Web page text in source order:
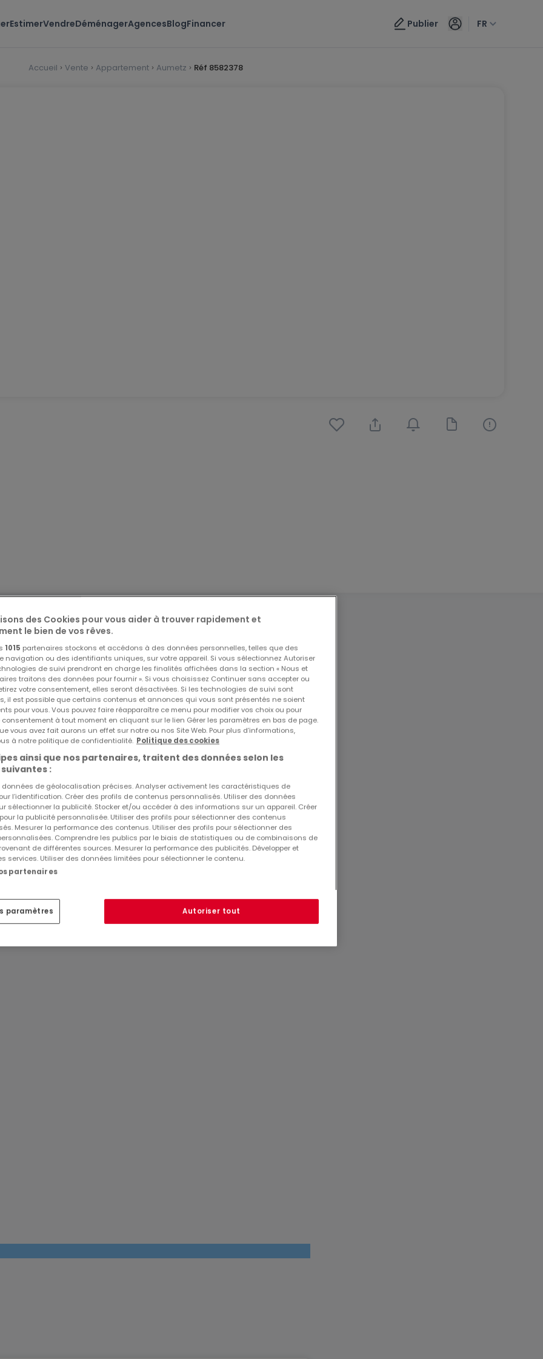
EstimerVendreDéménagerAgencesBlogFinancer Publier FR
Accueil Vente Appartement Aumetz Réf 8582378
Lot 5 de la Résidence ÉPICEA à Aumetz, un appartement de
étage avec ascenseur. Cet appartement dispose d'un
000 EUR.
avez le choix entre un emplacement extérieur à 5 000 EUR
prix de 15 000 EUR. Ce garage est équipé d'une prise
avec une borne de recharge si nécessaire.
à quelques minutes des axes autoroutiers et de la
de vie pratique et accessible pour vos déplacements
du F2 au F4, à partir de 160 000 EUR. Chaque
pour se détendre (terrasse ou balcon).
73 57 ou par e-mail à contact@open57.fr.
57100 Thionville
Réf atHome
8582378
des Cookies pour vous aider à trouver rapidement et
le bien de vos rêves.
1015 partenaires stockons et accédons à des données personnelles, telles que des
navigation ou des identifiants uniques, sur votre appareil. Si vous sélectionnez Autoriser
de suivi prendront en charge les finalités affichées dans la section « Nous et
traitons des données pour fournir ». Si vous choisissez Continuer sans accepter ou
votre consentement, elles seront désactivées. Si les technologies de suivi sont
il est possible que certains contenus et annonces qui vous sont présentés ne soient
pour vous. Vous pouvez faire réapparaître ce menu pour modifier vos choix ou pour
consentement à tout moment en cliquant sur le lien Gérer les paramètres en bas de page.
vous avez fait aurons un effet sur notre ou nos Site Web. Pour plus d’informations,
à notre politique de confidentialité. Politique des cookies
ainsi que nos partenaires, traitent des données selon les
:
données de géolocalisation précises. Analyser activement les caractéristiques de
l’identification. Créer des profils de contenus personnalisés. Utiliser des données
sélectionner la publicité. Stocker et/ou accéder à des informations sur un appareil. Créer
la publicité personnalisée. Utiliser des profils pour sélectionner des contenus
Mesurer la performance des contenus. Utiliser des profils pour sélectionner des
Comprendre les publics par le biais de statistiques ou de combinaisons de
de différentes sources. Mesurer la performance des publicités. Développer et
services. Utiliser des données limitées pour sélectionner le contenu.
partenaires
paramètres Autoriser tout